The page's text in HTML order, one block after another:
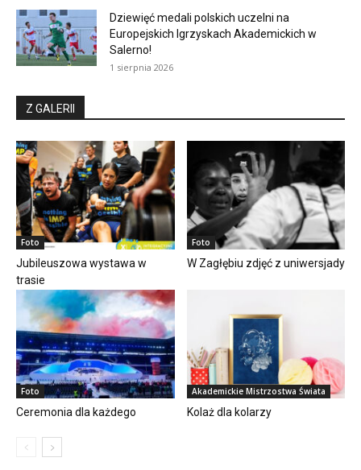
Dziewięć medali polskich uczelni na
Europejskich Igrzyskach Akademickich w
Salerno!
1 sierpnia 2026
Z GALERII
Foto
Jubileuszowa wystawa w
trasie
Foto
W Zagłębiu zdjęć z uniwersjady
Foto
Ceremonia dla każdego
Akademickie Mistrzostwa Świata
Kolaż dla kolarzy